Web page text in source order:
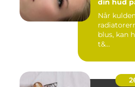
din hud
Når
blus, kan
t&...